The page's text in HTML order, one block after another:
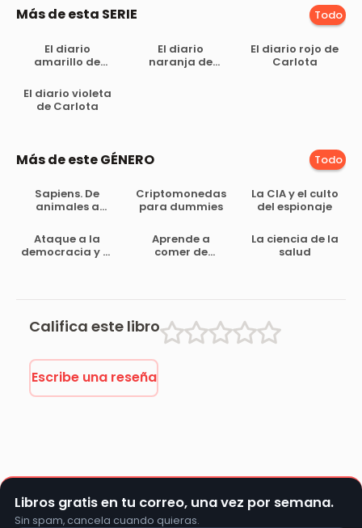
Más de esta SERIE Todo
El diario
amarillo de
El diario
naranja de
El diario rojo de
Carlota
El diario violeta
de Carlota
Más de este GÉNERO Todo
Sapiens. De
animales a
breve historia
de la
humanidad
Criptomonedas
para dummies
La CIA y el culto
del espionaje
Ataque a la
democracia y al
Aprende a
comer de
La ciencia de la
salud
Califica este libro
Escribe una reseña
Libros gratis en tu correo, una vez por semana.
Sin spam, cancela cuando quieras.